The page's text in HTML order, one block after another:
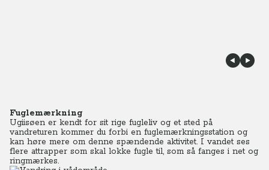
Fuglemærkning
Ugiisøen er kendt for sit rige fugleliv og et sted på
vandreturen kommer du forbi en fuglemærkningsstation og
kan høre mere om denne spændende aktivitet. I vandet ses
flere attrapper som skal lokke fugle til, som så fanges i net og
ringmærkes.